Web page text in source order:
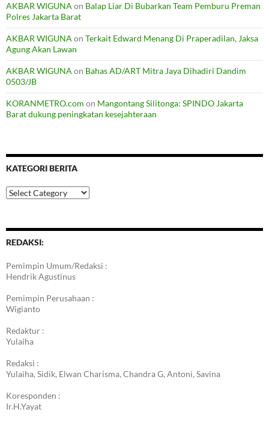
AKBAR WIGUNAon Balap Liar Di Bubarkan Team Pemburu Preman
Polres Jakarta Barat
AKBAR WIGUNAon Terkait Edward Menang Di Praperadilan, Jaksa
Agung Akan Lawan
AKBAR WIGUNAon Bahas AD/ART Mitra Jaya Dihadiri Dandim
0503/JB
KORANMETRO.com on Mangontang Silitonga: SPINDO Jakarta
Barat dukung peningkatan kesejahteraan
KATEGORI BERITA
Kategori
Berita
REDAKSI:
Pemimpin Umum/Redaksi :
Hendrik Agustinus
Pemimpin Perusahaan :
Wigianto
Redaktur :
Yulaiha
Redaksi :
Yulaiha, Sidik, Elwan Charisma, Chandra G, Antoni, Savina
Koresponden :
Ir.H.Yayat